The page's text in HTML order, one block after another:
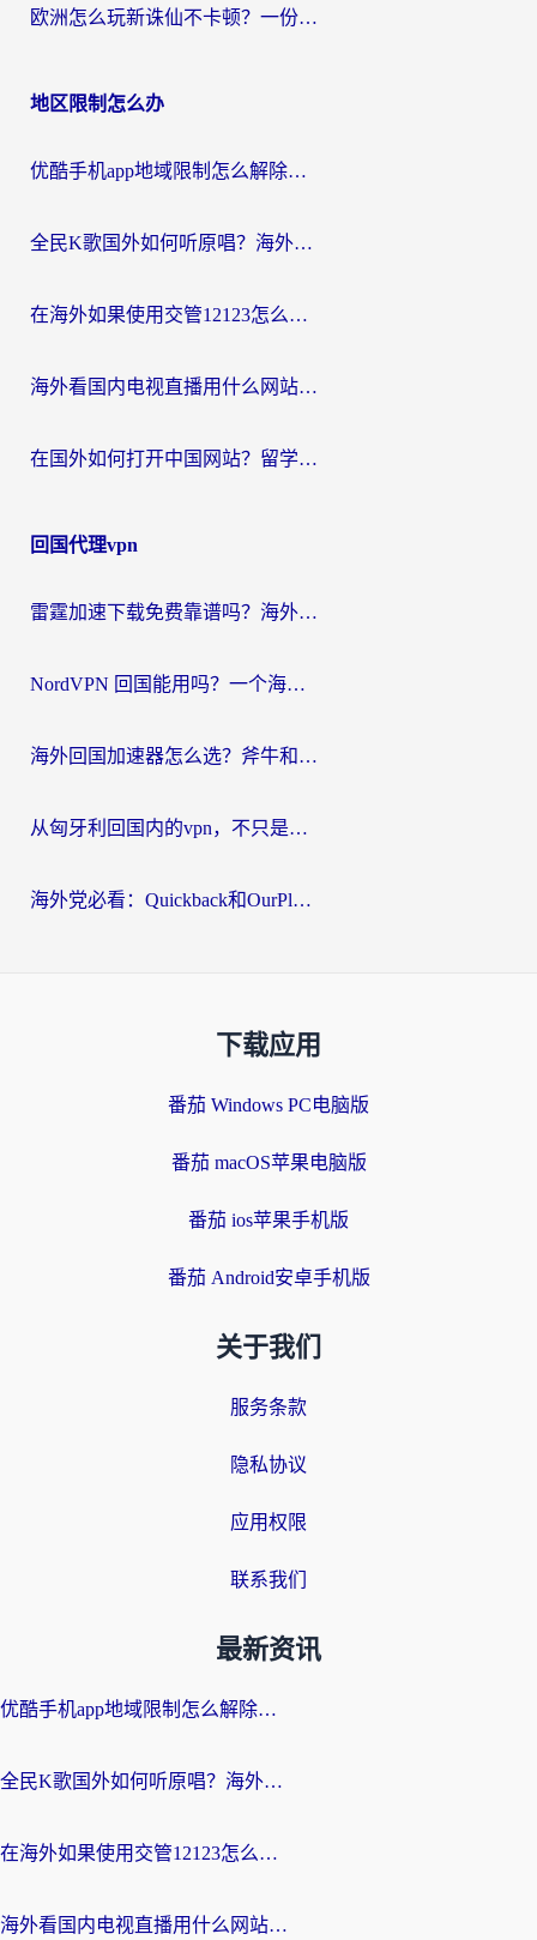
欧洲怎么玩新诛仙不卡顿？一份给海外游子的国服游戏畅玩指南
地区限制怎么办
优酷手机app地域限制怎么解除？海外党亲测有效的追剧方案
全民K歌国外如何听原唱？海外党亲测有效的回国加速器选择指南
在海外如果使用交管12123怎么处理？留学生亲测有效的回国加速方案
海外看国内电视直播用什么网站比较好？一篇解决你所有追剧难题的实用指南
在国外如何打开中国网站？留学生与海外华人的无缝访问指南
回国代理vpn
雷霆加速下载免费靠谱吗？海外党选回国加速器的避坑指南（附热门工具对比）
NordVPN 回国能用吗？一个海外用户必须面对的真实困境
海外回国加速器怎么选？斧牛和海龟哪个好？一篇帮你避开坑的实用指南
从匈牙利回国内的vpn，不只是为了刷剧那么简单
海外党必看：Quickback和OurPlay好用吗？3分钟选对回国加速器，无缝刷剧玩游戏
下载应用
番茄 Windows PC电脑版
番茄 macOS苹果电脑版
番茄 ios苹果手机版
番茄 Android安卓手机版
关于我们
服务条款
隐私协议
应用权限
联系我们
最新资讯
优酷手机app地域限制怎么解除？海外党亲测有效的追剧方案
全民K歌国外如何听原唱？海外党亲测有效的回国加速器选择指南
在海外如果使用交管12123怎么处理？留学生亲测有效的回国加速方案
海外看国内电视直播用什么网站比较好？一篇解决你所有追剧难题的实用指南